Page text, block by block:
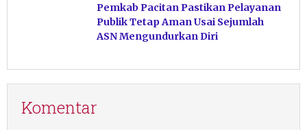
Pemkab Pacitan Pastikan Pelayanan
Publik Tetap Aman Usai Sejumlah
ASN Mengundurkan Diri
Komentar